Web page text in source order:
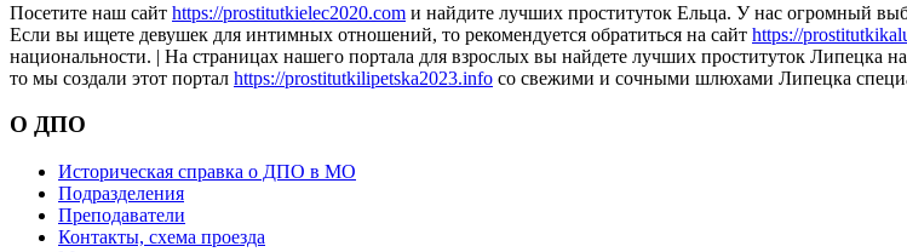
Посетите наш сайт https://prostitutkielec2020.com и найдите лучших проституток Ельца. У нас огромный
Если вы ищете девушек для интимных отношений, то рекомендуется обратиться на сайт https://
национальности. | На страницах нашего портала для взрослых вы найдете лучших проституток Липецка
то мы создали этот портал https://prostitutkilipetska2023.info со свежими и сочными шлюхами Липецка
О ДПО
Историческая справка о ДПО в МО
Подразделения
Преподаватели
Контакты, схема проезда